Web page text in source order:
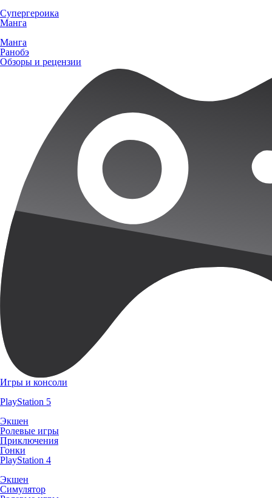
Супергероика
Манга
Манга
Ранобэ
Обзоры и рецензии
Игры и консоли
PlayStation 5
Экшен
Ролевые игры
Приключения
Гонки
PlayStation 4
Экшен
Симулятор